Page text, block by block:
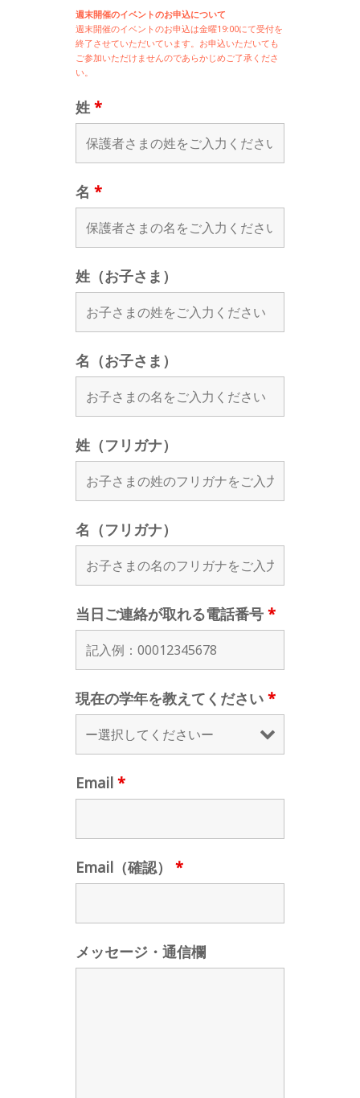
週末開催のイベントのお申込について
週末開催のイベントのお申込は金曜19:00にて受付を
終了させていただいています。お申込いただいても
ご参加いただけませんのであらかじめご了承くださ
い。
姓 *
名 *
姓（お子さま）
名（お子さま）
姓（フリガナ）
名（フリガナ）
当日ご連絡が取れる電話番号 *
現在の学年を教えてください *
Email *
Email（確認） *
メッセージ・通信欄